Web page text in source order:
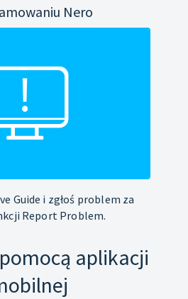
Nero
Guide i zgłoś problem za
Report Problem.
aplikacji